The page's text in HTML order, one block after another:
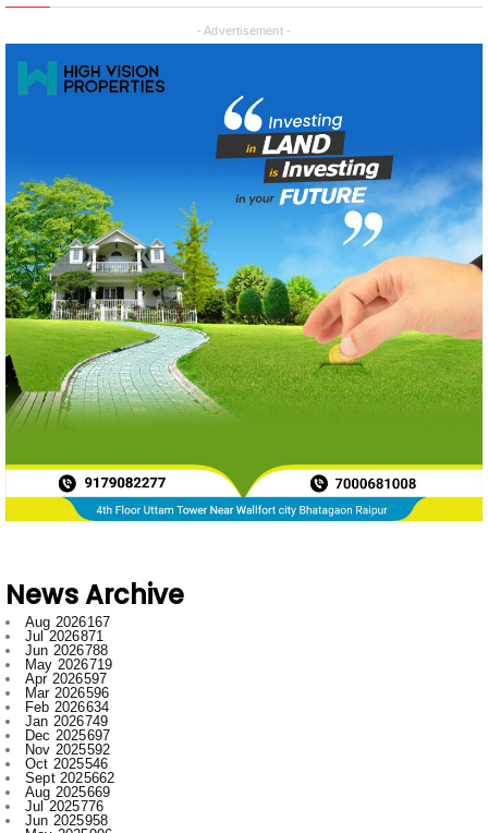
News Archive
Jun 2026
788
May 2026719
Apr 2026597
Mar 2026596
Feb 2026634
Jan 2026749
Dec 2025697
Nov 2025592
Oct 2025546
Sept 2025662
Aug 2025669
Jul 2025776
Jun 2025958
May 2025996
Apr 2025918
Mar 2025974
Feb 2025797
Jan 20251008